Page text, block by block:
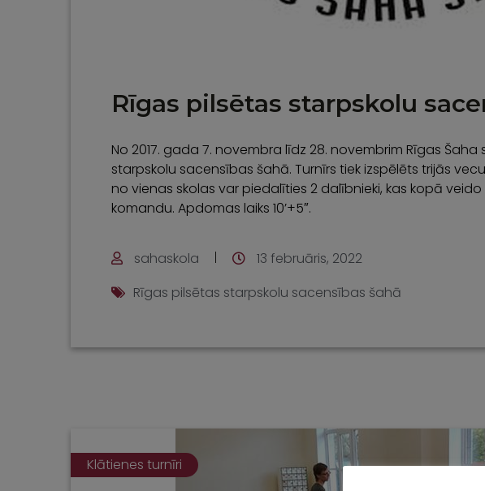
Rīgas pilsētas starpskolu
No 2017. gada 7. novembra līdz 28. novembrim Rīgas
starpskolu sacensības šahā. Turnīrs tiek izspēlēts trijās
no vienas skolas var piedalīties 2 dalībnieki, kas kopā veido
komandu. Apdomas laiks 10’+5″.
sahaskola
13 februāris, 2022
Rīgas pilsētas starpskolu sacensības šahā
Klātienes turnīri